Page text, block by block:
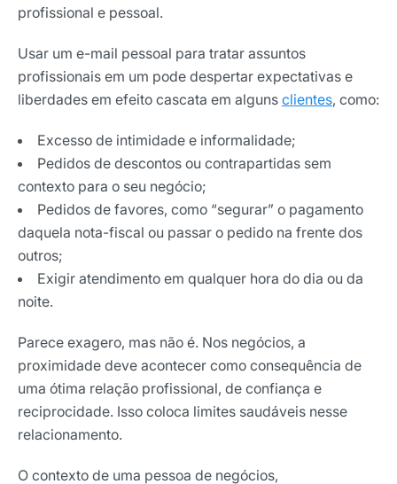
profissional e pessoal.
Usar um e-mail pessoal para tratar assuntos
profissionais em um pode despertar expectativas e
liberdades em efeito cascata em alguns clientes, como:
Excesso de intimidade e informalidade;
Pedidos de descontos ou contrapartidas sem
contexto para o seu negócio;
Pedidos de favores, como “segurar” o pagamento
daquela nota-fiscal ou passar o pedido na frente dos
outros;
Exigir atendimento em qualquer hora do dia ou da
noite.
Parece exagero, mas não é. Nos negócios, a
proximidade deve acontecer como consequência de
uma ótima relação profissional, de confiança e
reciprocidade. Isso coloca limites saudáveis nesse
relacionamento.
O contexto de uma pessoa de negócios,